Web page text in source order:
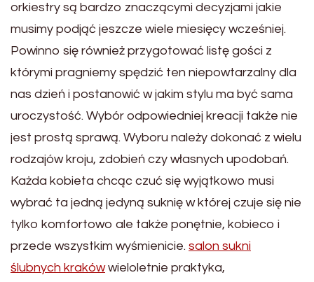
orkiestry są bardzo znaczącymi decyzjami jakie
musimy podjąć jeszcze wiele miesięcy wcześniej.
Powinno się również przygotować listę gości z
którymi pragniemy spędzić ten niepowtarzalny dla
nas dzień i postanowić w jakim stylu ma być sama
uroczystość. Wybór odpowiedniej kreacji także nie
jest prostą sprawą. Wyboru należy dokonać z wielu
rodzajów kroju, zdobień czy własnych upodobań.
Każda kobieta chcąc czuć się wyjątkowo musi
wybrać ta jedną jedyną suknię w której czuje się nie
tylko komfortowo ale także ponętnie, kobieco i
przede wszystkim wyśmienicie. salon sukni
ślubnych krakówwieloletnie praktyka,